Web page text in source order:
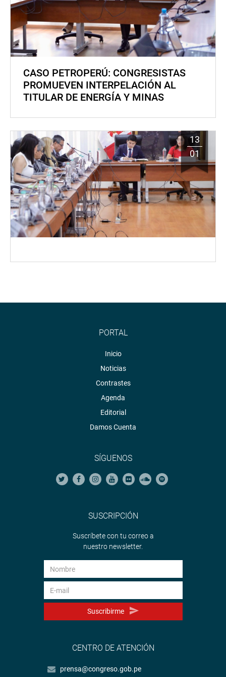
CASO PETROPERÚ: CONGRESISTAS
PROMUEVEN INTERPELACIÓN AL
TITULAR DE ENERGÍA Y MINAS
13
01
PORTAL
Inicio
Noticias
Contrastes
Agenda
Editorial
Damos Cuenta
SÍGUENOS
SUSCRIPCIÓN
Suscríbete con tu correo a
nuestro newsletter.
Suscribirme
CENTRO DE ATENCIÓN
prensa@congreso.gob.pe